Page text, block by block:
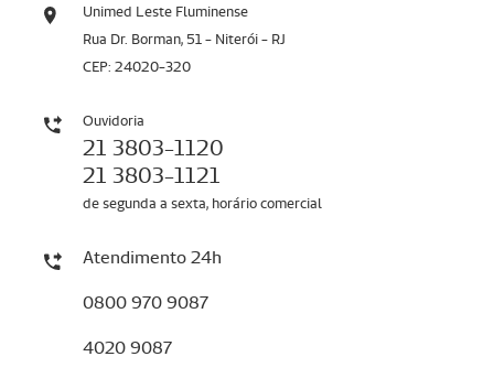
Unimed Leste Fluminense
Rua Dr. Borman, 51 - Niterói - RJ
CEP: 24020-320
Ouvidoria
21 3803-1120
21 3803-1121
de segunda a sexta, horário comercial
Atendimento 24h
0800 970 9087
4020 9087